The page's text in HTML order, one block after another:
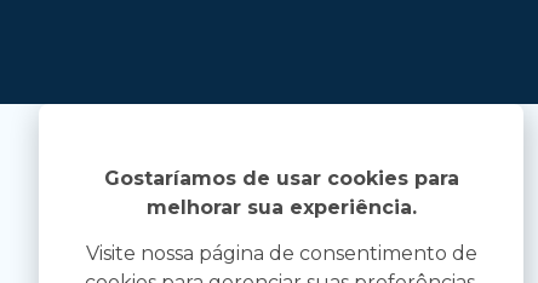
Gostaríamos de usar cookies para
melhorar sua experiência.
Visite nossa página de consentimento de